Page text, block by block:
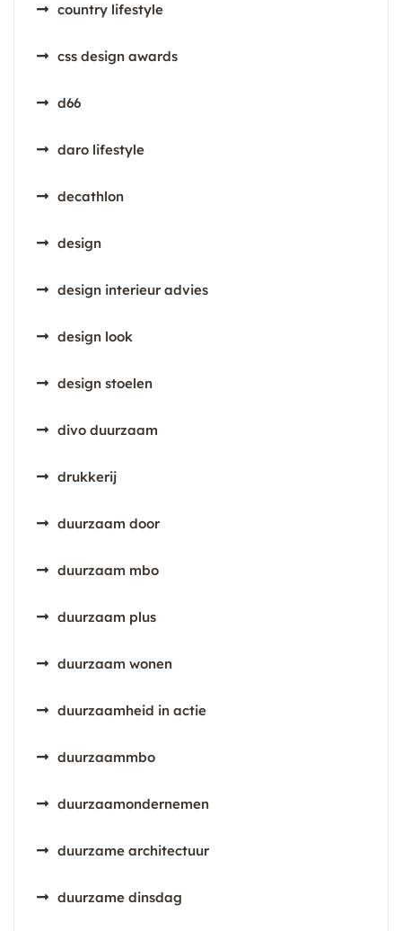
country lifestyle
css design awards
d66
daro lifestyle
decathlon
design
design interieur advies
design look
design stoelen
divo duurzaam
drukkerij
duurzaam door
duurzaam mbo
duurzaam plus
duurzaam wonen
duurzaamheid in actie
duurzaammbo
duurzaamondernemen
duurzame architectuur
duurzame dinsdag